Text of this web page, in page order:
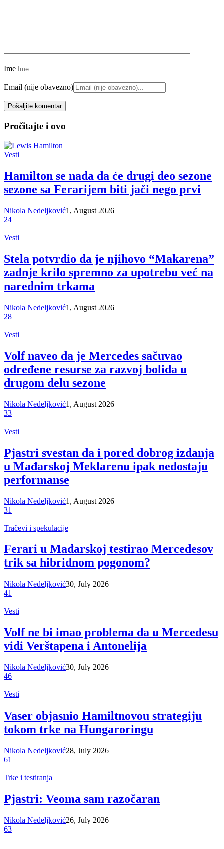
Ime
Email (nije obavezno)
Pročitajte i ovo
Vesti
Hamilton se nada da će drugi deo sezone
sezone sa Ferarijem biti jači nego prvi
Nikola Nedeljković1, August 2026
24
Vesti
Stela potvrdio da je njihovo “Makarena”
zadnje krilo spremno za upotrebu već na
narednim trkama
Nikola Nedeljković1, August 2026
28
Vesti
Volf naveo da je Mercedes sačuvao
određene resurse za razvoj bolida u
drugom delu sezone
Nikola Nedeljković1, August 2026
33
Vesti
Pjastri svestan da i pored dobrog izdanja
u Mađarskoj Meklarenu ipak nedostaju
performanse
Nikola Nedeljković1, August 2026
31
Tračevi i spekulacije
Ferari u Mađarskoj testirao Mercedesov
trik sa hibridnom pogonom?
Nikola Nedeljković30, July 2026
41
Vesti
Volf ne bi imao problema da u Mercedesu
vidi Verštapena i Antonelija
Nikola Nedeljković30, July 2026
46
Vesti
Vaser objasnio Hamiltnovou strategiju
tokom trke na Hungaroringu
Nikola Nedeljković28, July 2026
61
Trke i testiranja
Pjastri: Veoma sam razočaran
Nikola Nedeljković26, July 2026
63